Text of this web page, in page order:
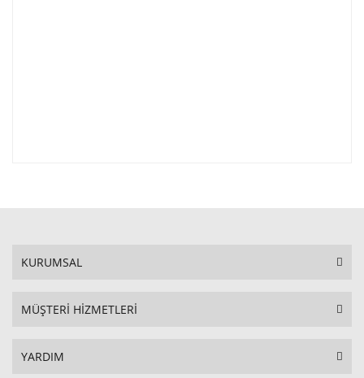
KURUMSAL
MÜŞTERİ HİZMETLERİ
YARDIM